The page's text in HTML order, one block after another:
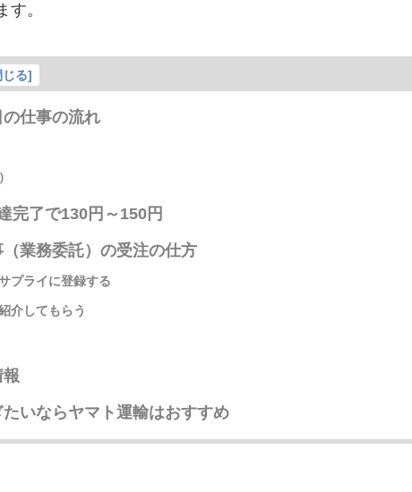
す。
じる]
仕事の流れ
完了で130円～150円
業務委託）の受注の仕方
プライに登録する
介してもらう
報
いならヤマト運輸はおすすめ